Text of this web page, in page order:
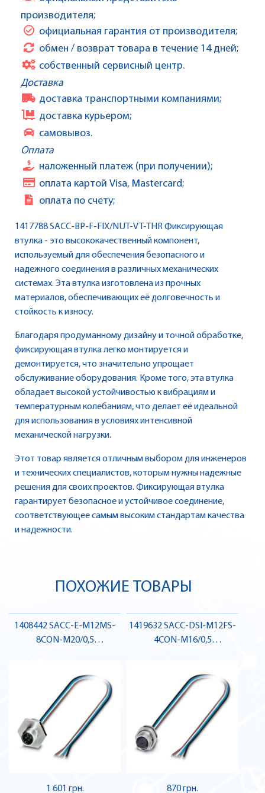
производителя;
официальная гарантия от производителя;
обмен / возврат товара в течение 14 дней;
собственный сервисный центр.
Доставка
доставка транспортными компаниями;
доставка курьером;
самовывоз.
Оплата
наложенный платеж (при получении);
оплата картой Visa, Mastercard;
оплата по счету;
1417788 SACC-BP-F-FIX/NUT-VT-THR Фиксирующая
втулка - это высококачественный компонент,
используемый для обеспечения безопасного и
надежного соединения в различных механических
системах. Эта втулка изготовлена из прочных
материалов, обеспечивающих её долговечность и
стойкость к износу.
Благодаря продуманному дизайну и точной обработке,
фиксирующая втулка легко монтируется и
демонтируется, что значительно упрощает
обслуживание оборудования. Кроме того, эта втулка
обладает высокой устойчивостью к вибрациям и
температурным колебаниям, что делает её идеальной
для использования в условиях интенсивной
механической нагрузки.
Этот товар является отличным выбором для инженеров
и технических специалистов, которым нужны надежные
решения для своих проектов. Фиксирующая втулка
гарантирует безопасное и устойчивое соединение,
соответствующее самым высоким стандартам качества
и надежности.
ПОХОЖИЕ ТОВАРЫ
1408442 SACC-E-M12MS-
8CON-M20/0,5
елемента, штекер , Pheonix
Contact
1 601 грн.
1419632 SACC-DSI-M12FS-
4CON-M16/0,5
елемента, гніздо , Pheonix
Contact
870 грн.